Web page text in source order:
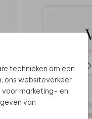
technieken om een
ons websiteverkeer
voor marketing- en
van